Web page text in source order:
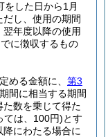
をした日から1月
だし、使用の期間
年度以降の使用
に徴収するもの
める金額に、 第3
間に相当する期間
数を乗じて得た
ては、100円)とす
にわたる場合に